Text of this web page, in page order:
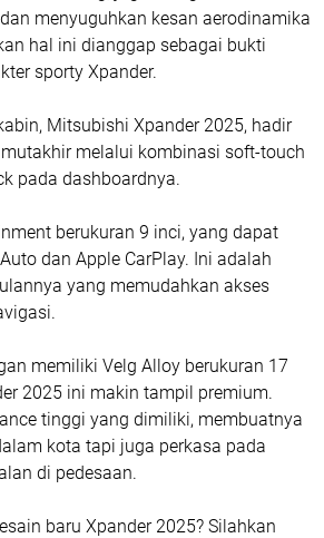
menyuguhkan kesan aerodinamika
hal ini dianggap sebagai bukti
sporty Xpander.
Mitsubishi Xpander 2025, hadir
melalui kombinasi soft-touch
pada dashboardnya.
berukuran 9 inci, yang dapat
dan Apple CarPlay. Ini adalah
yang memudahkan akses
memiliki Velg Alloy berukuran 17
2025 ini makin tampil premium.
tinggi yang dimiliki, membuatnya
kota tapi juga perkasa pada
di pedesaan.
baru Xpander 2025? Silahkan